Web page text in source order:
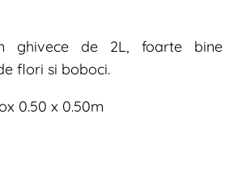
ghivece de 2L, foarte bine
flori si boboci.
0.50 x 0.50m